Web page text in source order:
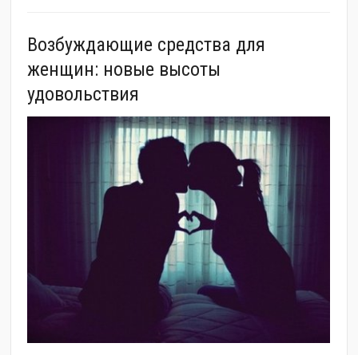
Возбуждающие средства для
женщин: новые высоты
удовольствия